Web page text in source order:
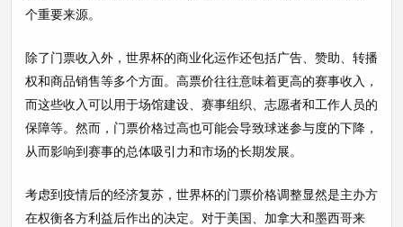
个重要来源。
除了门票收入外，世界杯的商业化运作还包括广告、赞助、转播
权和商品销售等多个方面。高票价往往意味着更高的赛事收入，
而这些收入可以用于场馆建设、赛事组织、志愿者和工作人员的
保障等。然而，门票价格过高也可能会导致球迷参与度的下降，
从而影响到赛事的总体吸引力和市场的长期发展。
考虑到疫情后的经济复苏，世界杯的门票价格调整显然是主办方
在权衡各方利益后作出的决定。对于美国、加拿大和墨西哥来